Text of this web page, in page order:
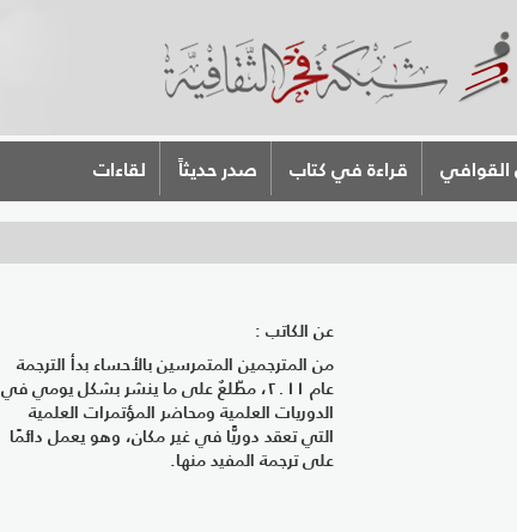
قراءة في كتاب صدر حديثاً لقاءات
عن الكاتب :
من المترجمين المتمرسين بالأحساء بدأ الترجمة
عام ٢٠١١، مطّلعٌ على ما ينشر بشكل يومي في
الدوريات العلمية ومحاضر المؤتمرات العلمية
التي تعقد دوريًّا في غير مكان، وهو يعمل دائمًا
على ترجمة المفيد منها.